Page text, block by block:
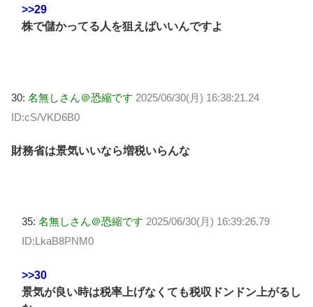
>>29
株で儲かってる人を狙えばいいんですよ
30: 名無しさん＠恐縮です 2025/06/30(月) 16:38:21.24
ID:cS/VKD6B0
財務省は景気いいなら増税いらんな
35: 名無しさん＠恐縮です 2025/06/30(月) 16:39:26.79
ID:LkaB8PNM0
>>30
景気が良い時は税率上げなくても税収ドンドン上がるし